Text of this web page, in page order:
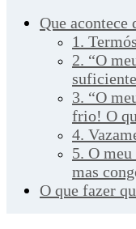
Que
1.
2. “O
3. “O
frio! O
4.
5. O
mas
O que fazer